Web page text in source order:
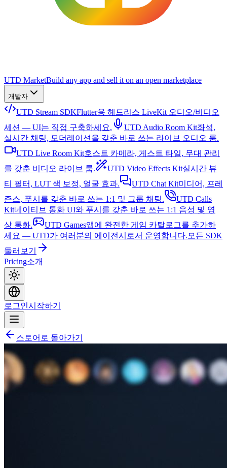
UTD MarketBuild any app and sell it on an open marketplace
개발자
UTD Stream SDKFlutter용 헤드리스 LiveKit 오디오/비디오
세션 — UI는 직접 구축하세요.
UTD Audio Room Kit좌석,
실시간 채팅, 모더레이션을 갖춘 바로 쓰는 라이브 오디오 룸.
UTD Live Room Kit호스트 카메라, 게스트 타일, 무대 관리
를 갖춘 비디오 라이브 룸.
UTD Video Effects Kit실시간 뷰
티 필터, LUT 색 보정, 얼굴 효과.
UTD Chat Kit미디어, 프레
즌스, 푸시를 갖춘 바로 쓰는 1:1 및 그룹 채팅.
UTD Calls
Kit네이티브 통화 UI와 푸시를 갖춘 바로 쓰는 1:1 음성 및 영
상 통화.
UTD Games앱에 완전한 게임 카탈로그를 추가하
세요 — UTD가 여러분의 에이전시로서 운영합니다. 모든 SDK
둘러보기
Pricing소개
로그인시작하기
스토어로 돌아가기